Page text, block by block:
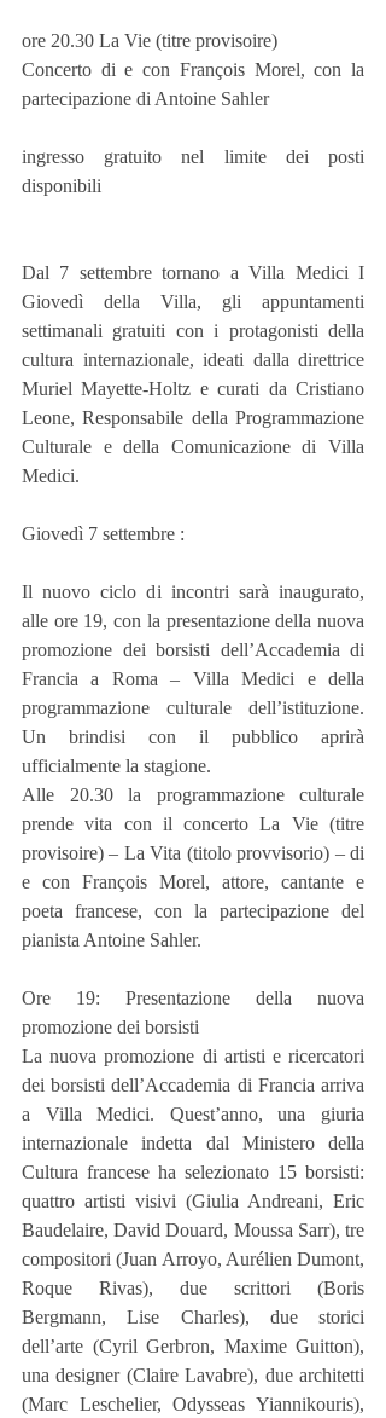
ore 20.30 La Vie (titre provisoire)
Concerto di e con François Morel, con la
partecipazione di Antoine Sahler
ingresso gratuito nel limite dei posti
disponibili
Dal 7 settembre tornano a Villa Medici I
Giovedì della Villa, gli appuntamenti
settimanali gratuiti con i protagonisti della
cultura internazionale, ideati dalla direttrice
Muriel Mayette-Holtz e curati da Cristiano
Leone, Responsabile della Programmazione
Culturale e della Comunicazione di Villa
Medici.
Giovedì 7 settembre :
Il nuovo ciclo di incontri sarà inaugurato,
alle ore 19, con la presentazione della nuova
promozione dei borsisti dell’Accademia di
Francia a Roma – Villa Medici e della
programmazione culturale dell’istituzione.
Un brindisi con il pubblico aprirà
ufficialmente la stagione.
Alle 20.30 la programmazione culturale
prende vita con il concerto La Vie (titre
provisoire) – La Vita (titolo provvisorio) – di
e con François Morel, attore, cantante e
poeta francese, con la partecipazione del
pianista Antoine Sahler.
Ore 19: Presentazione della nuova
promozione dei borsisti
La nuova promozione di artisti e ricercatori
dei borsisti dell’Accademia di Francia arriva
a Villa Medici. Quest’anno, una giuria
internazionale indetta dal Ministero della
Cultura francese ha selezionato 15 borsisti:
quattro artisti visivi (Giulia Andreani, Eric
Baudelaire, David Douard, Moussa Sarr), tre
compositori (Juan Arroyo, Aurélien Dumont,
Roque Rivas), due scrittori (Boris
Bergmann, Lise Charles), due storici
dell’arte (Cyril Gerbron, Maxime Guitton),
una designer (Claire Lavabre), due architetti
(Marc Leschelier, Odysseas Yiannikouris),